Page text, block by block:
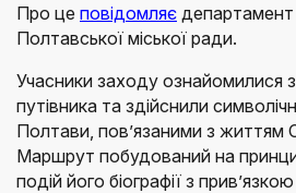
Про це повідомляє департамент
Полтавської міської ради.
Учасники заходу ознайомилися
путівника та здійснили
Полтави, пов’язаними з
Маршрут побудований на
подій його біографії з